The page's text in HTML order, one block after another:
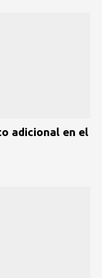
adicional en el